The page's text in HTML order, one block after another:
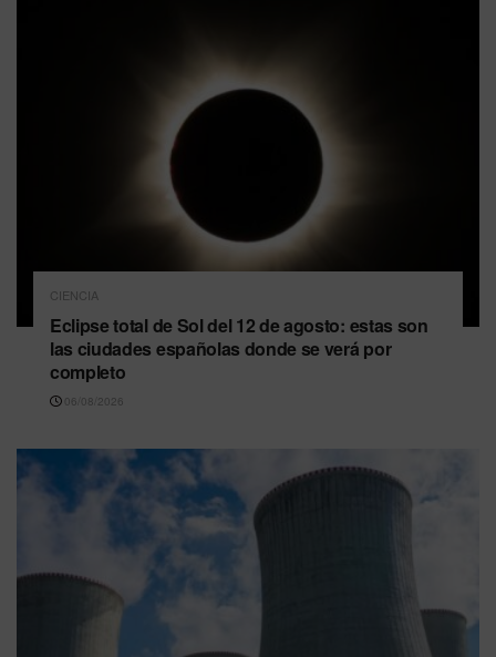
CIENCIA
Eclipse total de Sol del 12 de agosto: estas son
las ciudades españolas donde se verá por
completo
06/08/2026